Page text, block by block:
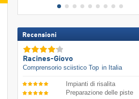
Recensioni
Racines-Giovo
Comprensorio sciistico Top in Italia
Impianti di risalita
Preparazione delle piste